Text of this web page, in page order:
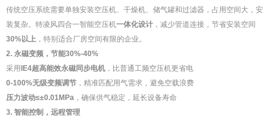
传统空压系统需要单独安装空压机、干燥机、储气罐和过滤器，占用空间大，安
装复杂。特凌风四合一智能空压机一体化设计 ，减少管道连接，节省安装空间
30%以上 ，特别适合厂房空间有限的企业。
2. 永磁变频，节能30%-40%
采用 IE4超高能效永磁同步电机 ，比普通工频空压机更省电
0-100%无级变频调节 ，精准匹配用气需求，避免空载浪费
压力波动≤±0.01MPa ，确保供气稳定，延长设备寿命
3. 智能控制，远程管理